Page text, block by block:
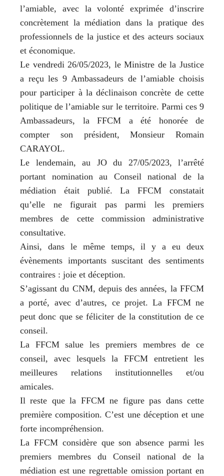
l’amiable, avec la volonté exprimée d’inscrire
concrètement la médiation dans la pratique des
professionnels de la justice et des acteurs sociaux
et économique.
Le vendredi 26/05/2023, le Ministre de la Justice
a reçu les 9 Ambassadeurs de l’amiable choisis
pour participer à la déclinaison concrète de cette
politique de l’amiable sur le territoire. Parmi ces 9
Ambassadeurs, la FFCM a été honorée de
compter son président, Monsieur Romain
CARAYOL.
Le lendemain, au JO du 27/05/2023, l’arrêté
portant nomination au Conseil national de la
médiation était publié. La FFCM constatait
qu’elle ne figurait pas parmi les premiers
membres de cette commission administrative
consultative.
Ainsi, dans le même temps, il y a eu deux
évènements importants suscitant des sentiments
contraires : joie et déception.
S’agissant du CNM, depuis des années, la FFCM
a porté, avec d’autres, ce projet. La FFCM ne
peut donc que se féliciter de la constitution de ce
conseil.
La FFCM salue les premiers membres de ce
conseil, avec lesquels la FFCM entretient les
meilleures relations institutionnelles et/ou
amicales.
Il reste que la FFCM ne figure pas dans cette
première composition. C’est une déception et une
forte incompréhension.
La FFCM considère que son absence parmi les
premiers membres du Conseil national de la
médiation est une regrettable omission portant en